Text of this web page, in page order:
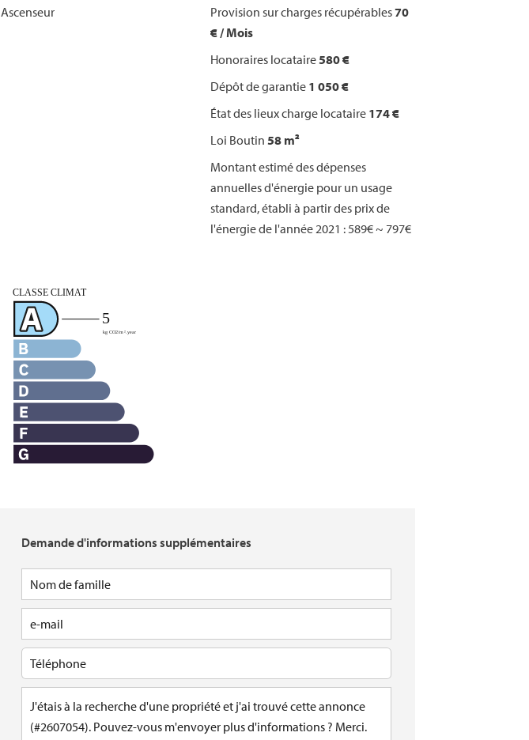
Ascenseur Provision sur charges récupérables70
€ / Mois
Honoraires locataire580 €
Dépôt de garantie 1 050 €
État des lieux charge locataire 174 €
Loi Boutin 58 m²
Montant estimé des dépenses
annuelles d'énergie pour un usage
standard, établi à partir des prix de
l'énergie de l'année 2021 : 589€ ~ 797€
Demande d'informations supplémentaires